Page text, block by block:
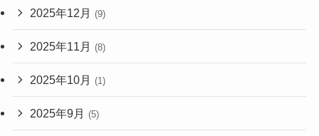
2025年12月 (9)
2025年11月 (8)
2025年10月 (1)
2025年9月 (5)